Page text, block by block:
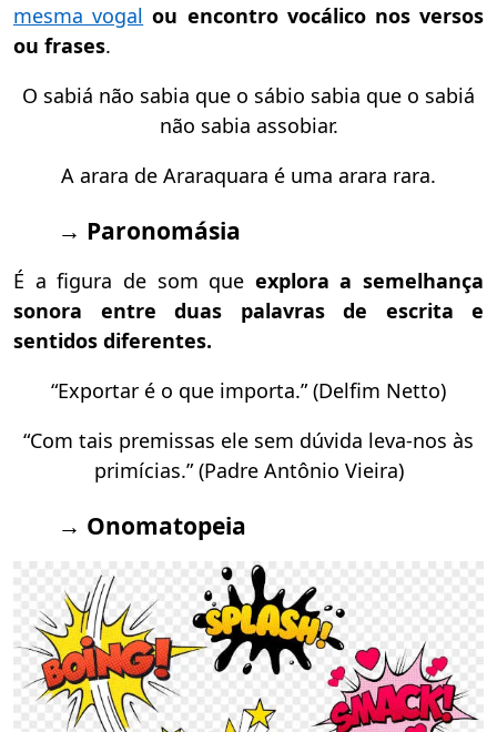
mesma vogal ou encontro vocálico nos versos
ou frases.
O sabiá não sabia que o sábio sabia que o sabiá
não sabia assobiar.
A arara de Araraquara é uma arara rara.
→ Paronomásia
É a figura de som que explora a semelhança
sonora entre duas palavras de escrita e
sentidos diferentes.
“Exportar é o que importa.” (Delfim Netto)
“Com tais premissas ele sem dúvida leva-nos às
primícias.” (Padre Antônio Vieira)
→ Onomatopeia